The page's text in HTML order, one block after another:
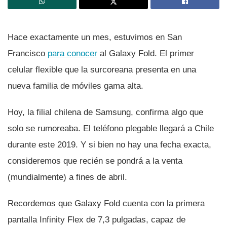
Hace exactamente un mes, estuvimos en San
Francisco para conocer al Galaxy Fold. El primer
celular flexible que la surcoreana presenta en una
nueva familia de móviles gama alta.
Hoy, la filial chilena de Samsung, confirma algo que
solo se rumoreaba. El teléfono plegable llegará a Chile
durante este 2019. Y si bien no hay una fecha exacta,
consideremos que recién se pondrá a la venta
(mundialmente) a fines de abril.
Recordemos que Galaxy Fold cuenta con la primera
pantalla Infinity Flex de 7,3 pulgadas, capaz de